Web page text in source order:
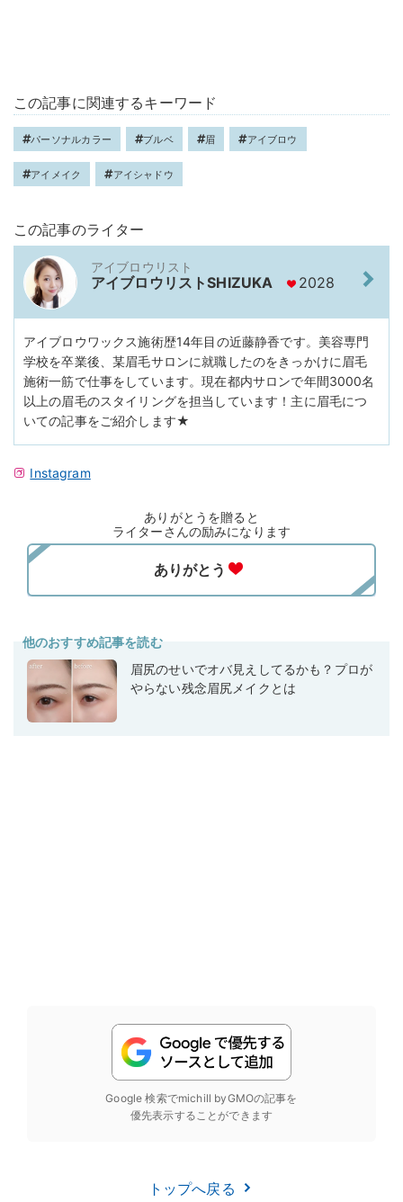
この記事に関連するキーワード
パーソナルカラー ブルベ 眉 アイブロウ
アイメイク アイシャドウ
この記事のライター
アイブロウリスト
アイブロウリストSHIZUKA 2028
アイブロウワックス施術歴14年目の近藤静香です。美容専門
学校を卒業後、某眉毛サロンに就職したのをきっかけに眉毛
施術一筋で仕事をしています。現在都内サロンで年間3000名
以上の眉毛のスタイリングを担当しています！主に眉毛につ
いての記事をご紹介します★
Instagram
ありがとうを贈ると
ライターさんの励みになります
他のおすすめ記事を読む
眉尻のせいでオバ見えしてるかも？プロが
やらない残念眉尻メイクとは
Google 検索でmichill byGMOの記事を
優先表示することができます
トップへ戻る